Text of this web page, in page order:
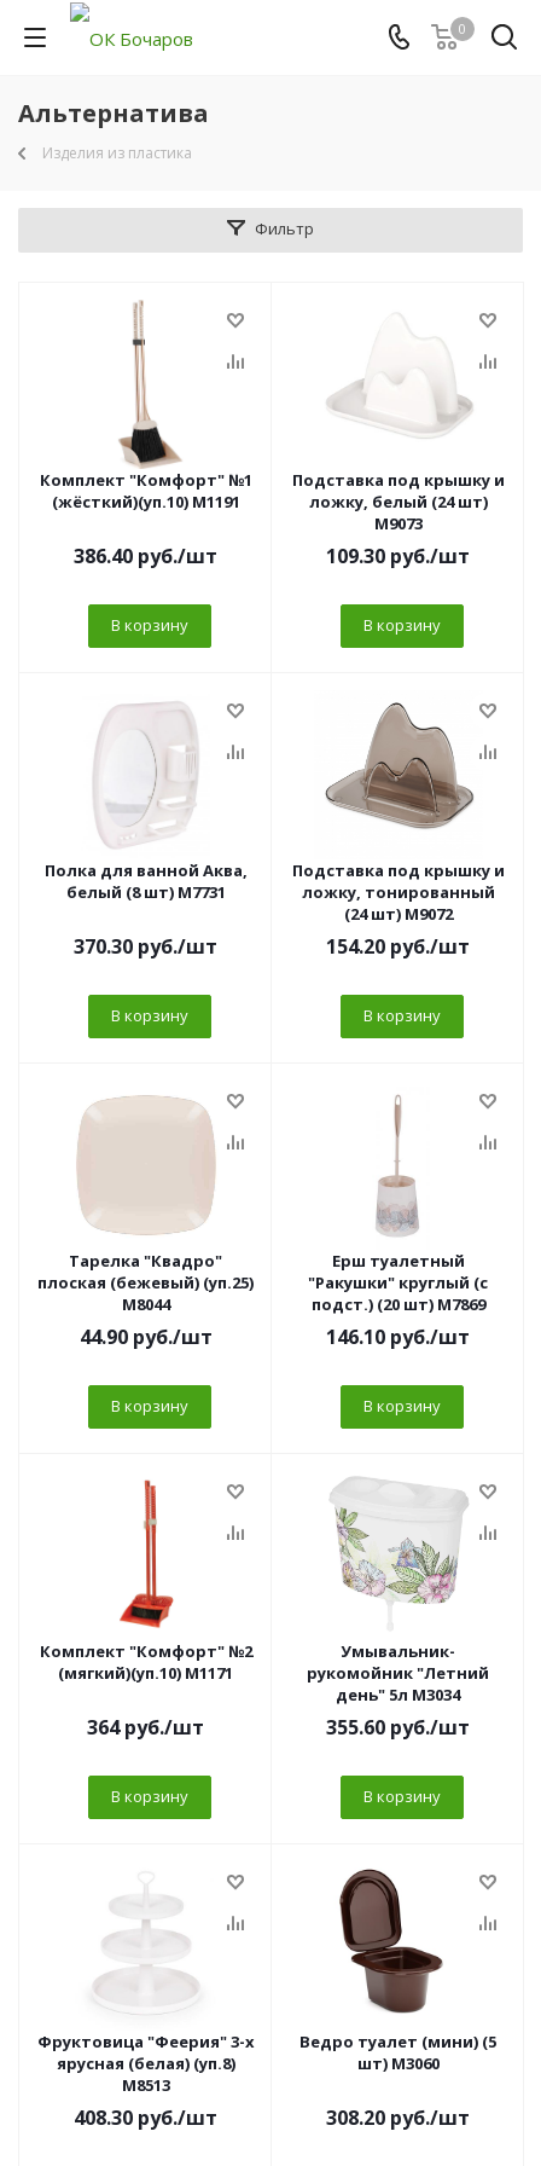
0
Альтернатива
Изделия из пластика
Фильтр
Комплект "Комфорт" №1
(жёсткий)(уп.10) М1191
386.40 руб./шт
В корзину
Подставка под крышку и
ложку, белый (24 шт)
М9073
109.30 руб./шт
В корзину
Полка для ванной Аква,
белый (8 шт) М7731
370.30 руб./шт
В корзину
Подставка под крышку и
ложку, тонированный
(24 шт) М9072
154.20 руб./шт
В корзину
Тарелка "Квадро"
плоская (бежевый) (уп.25)
М8044
44.90руб./шт
В корзину
Ерш туалетный
"Ракушки" круглый (с
подст.) (20 шт) М7869
146.10 руб./шт
В корзину
Комплект "Комфорт" №2
(мягкий)(уп.10) М1171
364руб./шт
В корзину
Умывальник-
рукомойник "Летний
день" 5л М3034
355.60 руб./шт
В корзину
Фруктовица "Феерия" 3-х
ярусная (белая) (уп.8)
М8513
408.30 руб./шт
Ведро туалет (мини) (5
шт) М3060
308.20 руб./шт